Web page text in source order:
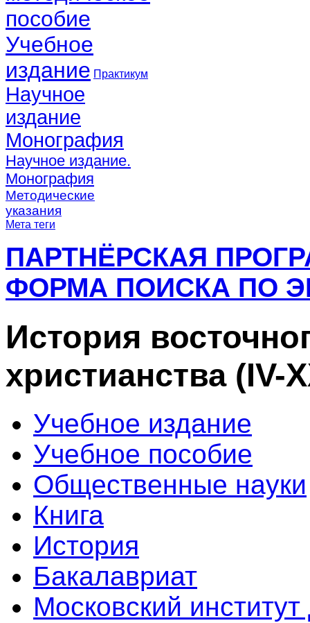
пособие
Учебное
издание Практикум
Научное
издание
Монография
Научное издание.
Монография
Методические
указания
Мета теги
ПАРТНЁРСКАЯ
ФОРМА ПОИСКА ПО
История
христианства (IV-
Учебное издание
Учебное пособие
Общественные науки
Книга
История
Бакалавриат
Московский